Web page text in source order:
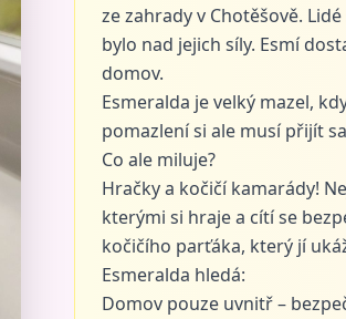
ze zahrady v Chotěšově.
bylo nad jejich síly. Esmí
domov.
Esmeralda je velký mazel,
pomazlení si ale musí přijít
Co ale miluje?
Hračky a kočičí kamarády!
kterými si hraje a cítí se
kočičího parťáka, který jí
Esmeralda hledá:
Domov pouze uvnitř –